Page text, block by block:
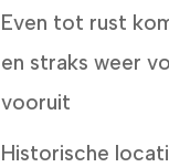
Even tot rust
en straks weer
vooruit
Historische